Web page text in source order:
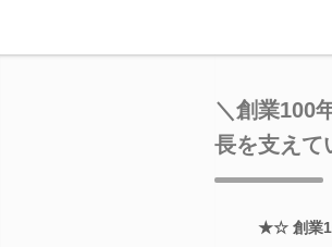
＼創業100
長を支えて
★☆ 創業